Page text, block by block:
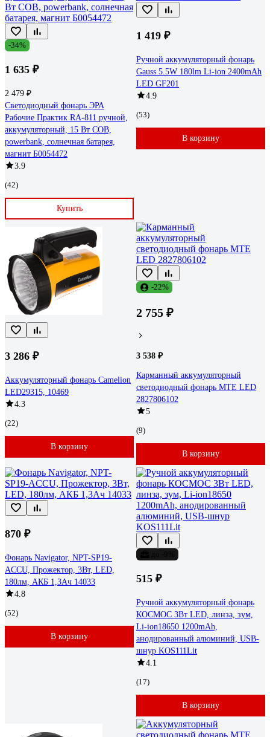
-34%
1 635 ₽
2 479 ₽
Светодиодный фонарь ЭРА
Рабочие Практик RA-811 ручной,
аккумуляторный, 15 Вт COB,
powerbank, солнечная батарея,
магнит Б0054472
3.9
(42)
Купить
1 419 ₽
Ручной аккумуляторный фонарь
Gauss 5.5W 180lm Li-ion 2400mAh
LED GF201
4.9
(53)
В корзину
3 286 ₽
Аккумуляторный фонарь Camelion
LED29315, 10469
4.3
(22)
В корзину
-22%
2 755 ₽
3 538 ₽
Карманный аккумуляторный
светодиодный фонарь MTE LED
2827806102
5
(9)
В корзину
870 ₽
Фонарь Navigator, NPT-SP19-
ACCU, Прожектор, 3Вт, LED,
180лм, АКБ 1,3Ач 14033
4.8
(52)
В корзину
515 ₽
Ручной аккумуляторный фонарь
КОСМОС 3Вт LED, линза, зум,
Li-ion18650 1200mAh,
анодированный алюминий, USB-
шнур KOS111Lit
4.1
(17)
В корзину